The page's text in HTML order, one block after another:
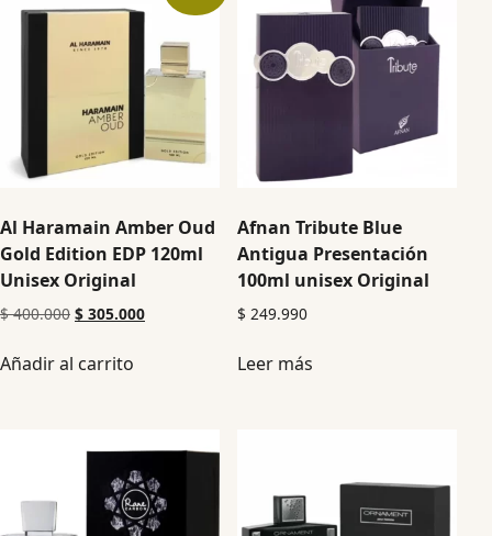
Al Haramain Amber Oud
Gold Edition EDP 120ml
Unisex Original
$400.000 $ 305.000
Añadir al carrito
Afnan Tribute Blue
Antigua Presentación
100ml unisex Original
$ 249.990
Leer más